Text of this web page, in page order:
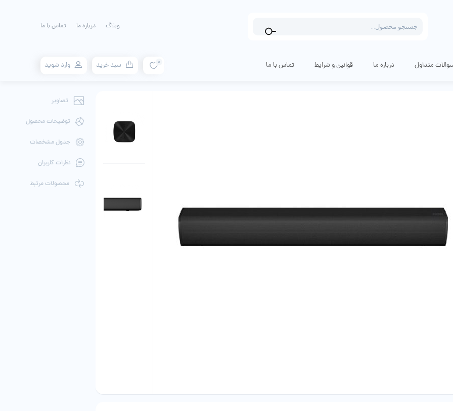
search وبلاگ درباره ما تماس با ما
متداول درباره ما قوانین و شرایط تماس با ما 0 سبد خرید وارد شوید
تصاویر
توضیحات محصول
جدول مشخصات
نظرات کاربران
محصولات مرتبط